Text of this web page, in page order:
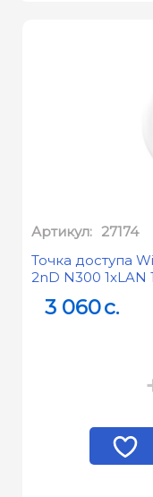
Артикул: 27174
Точка доступа
2nD N300 1xLAN
3 060c.